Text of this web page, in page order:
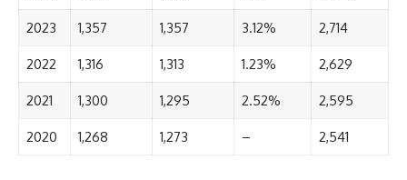
2023 1,357 1,357 3.12% 2,714
2022 1,316 1,313 1.23% 2,629
2021 1,300 1,295 2.52% 2,595
2020 1,268 1,273 – 2,541